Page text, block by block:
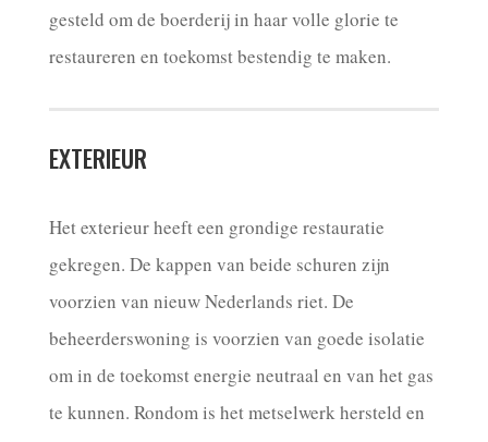
gesteld om de boerderij in haar volle glorie te
restaureren en toekomst bestendig te maken.
EXTERIEUR
Het exterieur heeft een grondige restauratie
gekregen. De kappen van beide schuren zijn
voorzien van nieuw Nederlands riet. De
beheerderswoning is voorzien van goede isolatie
om in de toekomst energie neutraal en van het gas
te kunnen. Rondom is het metselwerk hersteld en